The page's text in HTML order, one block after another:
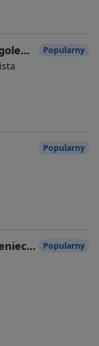
lek. Przemysław Gorgolewski Popularny
Popularny
lek. Aleksandra Lubieniecka Popularny